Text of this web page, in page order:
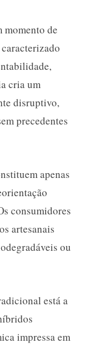
momento de
cria um
disruptivo,
precedentes
apenas
consumidores
artesanais
ou
está a
impressa em